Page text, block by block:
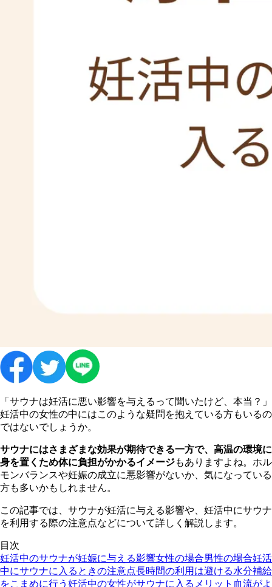
「サウナは妊活に悪い影響を与えるって聞いたけど、本当？」
妊活中の女性の中にはこのような疑問を抱えている方もいるの
ではないでしょうか。
サウナにはさまざまな効果が期待できる一方で、高温の環境に
身を置くため体に負担がかかるイメージもありますよね。ホル
モンバランスや妊娠の成立に悪影響がないか、気になっている
方も多いかもしれません。
この記事では、サウナが妊活に与える影響や、妊活中にサウナ
を利用する際の注意点などについて詳しく解説します。
目次
妊活中のサウナが妊娠に与える影響女性の場合男性の場合妊活
中にサウナに入るときの注意点長時間の利用は避ける水分補給
をこまめに行う 妊活中の女性がサウナに入るメリット 血流がよ